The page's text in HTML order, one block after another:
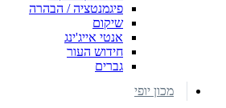
פיגמנטציה / הבהרה
שיקום
אנטי אייג'ינג
חידוש העור
גברים
מכון יופי